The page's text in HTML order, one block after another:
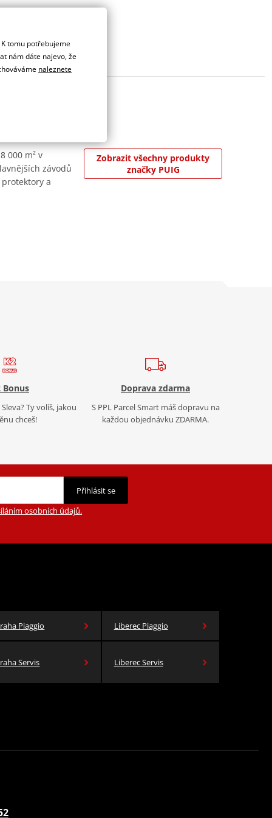
000 m² v
závodů
a
Zobrazit všechny produkty
značky PUIG
Bonus
Ty volíš, jakou
chceš!
Doprava zdarma
S PPL Parcel Smart máš dopravu na
každou objednávku ZDARMA.
Přihlásit se
osobních údajů.
Piaggio Liberec Piaggio
Servis Liberec Servis
tomu potřebujeme
nám dáte najevo, že
naleznete